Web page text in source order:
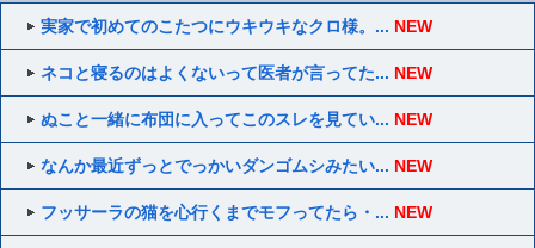
実家で初めてのこたつにウキウキなクロ様。... NEW
ネコと寝るのはよくないって医者が言ってた... NEW
ぬこと一緒に布団に入ってこのスレを見てい... NEW
なんか最近ずっとでっかいダンゴムシみたい... NEW
フッサーラの猫を心行くまでモフってたら・... NEW